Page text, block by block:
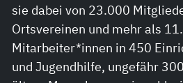
sie dabei von 23.000
Ortsvereinen und mehr als
Mitarbeiter*innen in 450
und Jugendhilfe, ungefähr